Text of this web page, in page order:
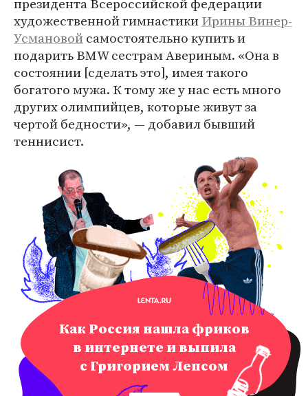
художественной гимнастикиИрины Винер-
Усмановойсамостоятельно купить и
подарить BMW сестрам Авериным. «Она в
состоянии [сделать это], имея такого
богатого мужа. К тому же у нас есть много
других олимпийцев, которые живут за
чертой бедности», — добавил бывший
теннисист.
Как Россия нашла фриков
в интернете и выпила
с Григорием Лепсом